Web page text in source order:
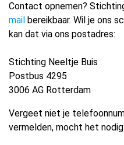
Contact opnemen?
mail bereikbaar. Wil je ons
kan dat via ons postadres:
Stichting Neeltje Buis
Postbus 4295
3006 AG Rotterdam
Vergeet niet je
vermelden, mocht het